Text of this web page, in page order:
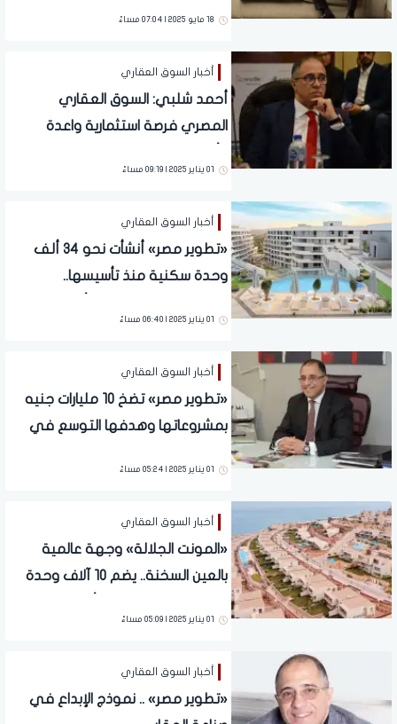
18 مايو 2025 | 07:04 مساءً
أخبار السوق العقاري
أحمد شلبي: السوق العقاري
المصري فرصة استثمارية واعدة
مثل رأس الحكمة
01 يناير 2025 | 09:19 مساءً
أخبار السوق العقاري
«تطوير مصر» أنشأت نحو 34 ألف
وحدة سكنية منذ تأسيسها..
إداري متكامل في مصر
01 يناير 2025 | 06:40 مساءً
أخبار السوق العقاري
«تطوير مصر» تضخ 10 مليارات جنيه
بمشروعاتها وهدفها التوسع في
01 يناير 2025 | 05:24 مساءً
أخبار السوق العقاري
«المونت الجلالة» وجهة عالمية
بالعين السخنة.. يضم 10 آلاف وحدة
500 مترًا
01 يناير 2025 | 05:09 مساءً
أخبار السوق العقاري
«تطوير مصر» .. نموذج الإبداع في